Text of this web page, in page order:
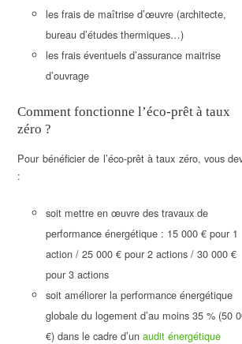
les frais de maîtrise d’œuvre (architecte,
bureau d’études thermiques…)
les frais éventuels d’assurance maitrise
d’ouvrage
Comment fonctionne l’éco-prêt à taux
zéro ?
Pour bénéficier de l’éco-prêt à taux zéro, vous
:
soit mettre en œuvre des travaux de
performance énergétique : 15 000 € pour 1
action / 25 000 € pour 2 actions / 30 000 €
pour 3 actions
soit améliorer la performance énergétique
globale du logement d’au moins 35 % (50
€) dans le cadre d’unaudit énergétique